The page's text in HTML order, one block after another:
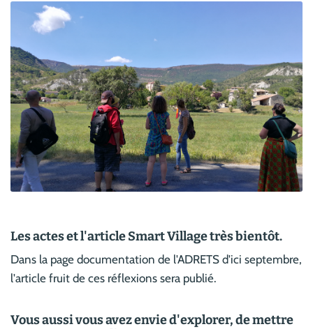
Les actes et l'article Smart Village très bientôt.
Dans la page documentation de l'ADRETS d'ici septembre,
l'article fruit de ces réflexions sera publié.
Vous aussi vous avez envie d'explorer, de mettre